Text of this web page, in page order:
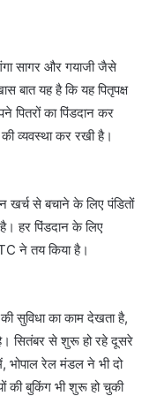
सागर और गयाजी जैसे
बात यह है कि यह पितृपक्ष
पितरों का पिंडदान कर
व्यवस्था कर रखी है।
खर्च से बचाने के लिए पंडितों
है। हर पिंडदान के लिए
ने तय किया है।
सुविधा का काम देखता है,
सितंबर से शुरू हो रहे दूसरे
भोपाल रेल मंडल ने भी दो
की बुकिंग भी शुरू हो चुकी